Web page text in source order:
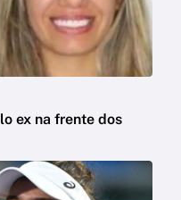
ex na frente dos